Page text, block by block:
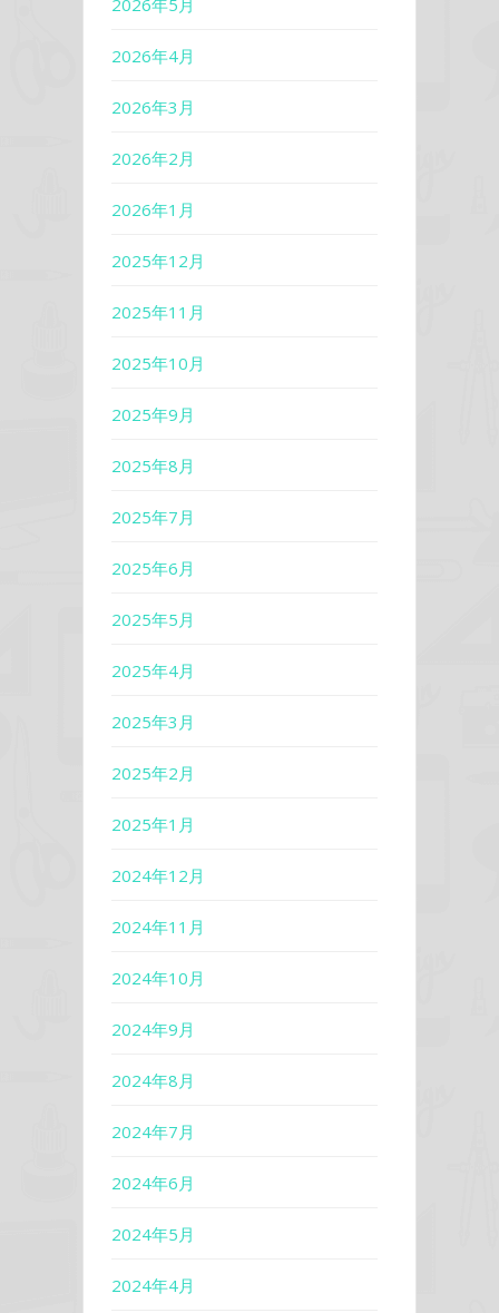
2026年4月
2026年3月
2026年2月
2026年1月
2025年12月
2025年11月
2025年10月
2025年9月
2025年8月
2025年7月
2025年6月
2025年5月
2025年4月
2025年3月
2025年2月
2025年1月
2024年12月
2024年11月
2024年10月
2024年9月
2024年8月
2024年7月
2024年6月
2024年5月
2024年4月